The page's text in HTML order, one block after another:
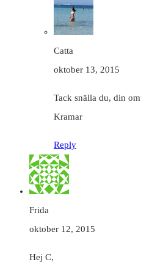
Catta
oktober 13, 2015
Tack snälla du, din
Kramar
Reply
Frida
oktober 12, 2015
Hej C,